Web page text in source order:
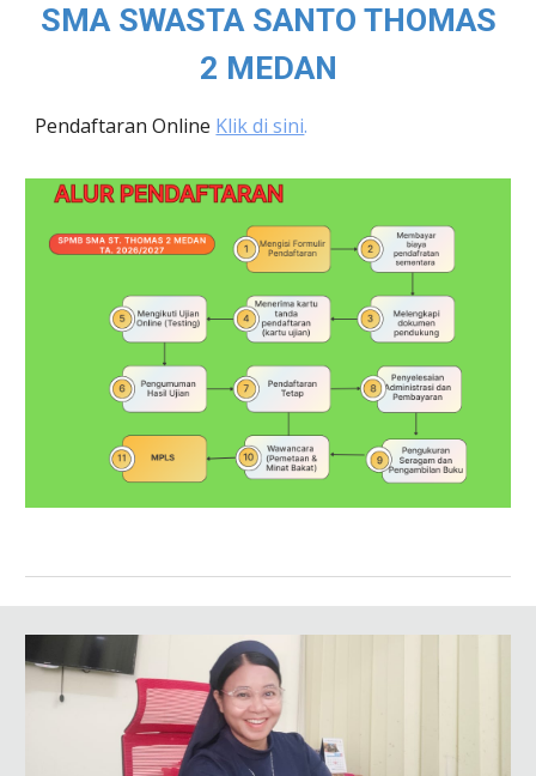
SMA SWASTA SANTO THOMAS
2 MEDAN
Pendaftaran Online Klik di sini.